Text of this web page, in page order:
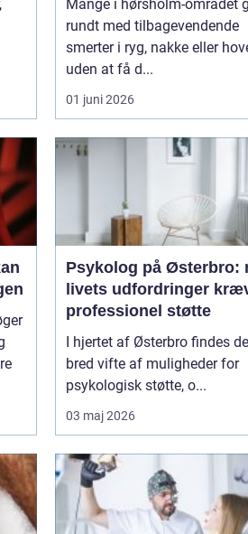
Mange i hørsholm-området
rundt med tilbagevendende
smerter i ryg, nakke eller
uden at få d...
01 juni 2026
Psykolog på Østerbro:
livets udfordringer
professionel støtte
I hjertet af Østerbro findes
bred vifte af muligheder for
psykologisk støtte, o...
03 maj 2026